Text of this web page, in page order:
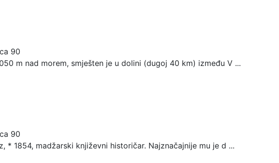
90
m nad morem, smješten je u dolini (dugoj 40 km) između V ...
90
* 1854, madžarski književni historičar. Najznačajnije mu je d ...